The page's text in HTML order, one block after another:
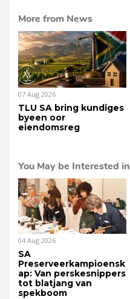
More from News
07 Aug 2026
TLU SA bring kundiges
byeen oor
eiendomsreg
You May be Interested in
04 Aug 2026
SA
Preserveerkampioensk
ap: Van perskesnippers
tot blatjang van
spekboom